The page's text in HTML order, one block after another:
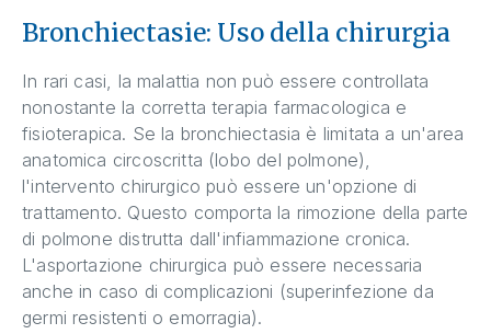
Bronchiectasie: Uso della chirurgia
In rari casi, la malattia non può essere controllata
nonostante la corretta terapia farmacologica e
fisioterapica. Se la bronchiectasia è limitata a un'area
anatomica circoscritta (lobo del polmone),
l'intervento chirurgico può essere un'opzione di
trattamento. Questo comporta la rimozione della parte
di polmone distrutta dall'infiammazione cronica.
L'asportazione chirurgica può essere necessaria
anche in caso di complicazioni (superinfezione da
germi resistenti o emorragia).